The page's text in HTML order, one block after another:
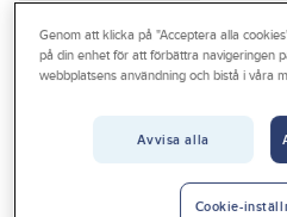
Kampanjer
Outlet
Gelia Produkter Vitvaror &
Genom att klicka på "Acceptera alla
på din enhet för att förbättra navigeringen
webbplatsens användning och bistå i våra
Avvisa alla
Cookie-